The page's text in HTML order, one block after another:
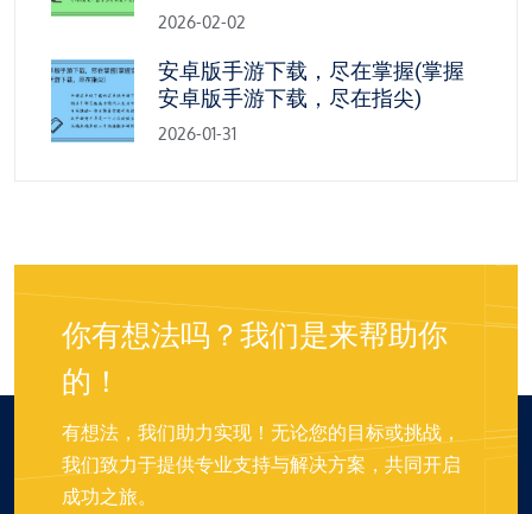
2026-02-02
安卓版手游下载，尽在掌握(掌握
安卓版手游下载，尽在指尖)
2026-01-31
你有想法吗？我们是来帮助你
的！
有想法，我们助力实现！无论您的目标或挑战，
我们致力于提供专业支持与解决方案，共同开启
成功之旅。